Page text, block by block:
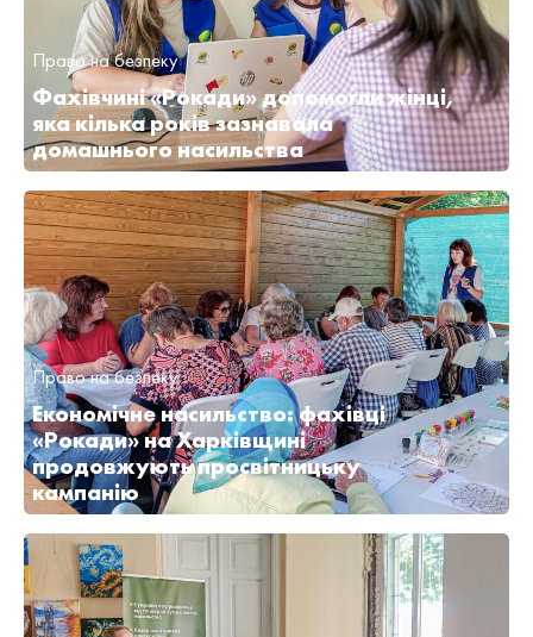
Право на безпеку
Фахівчині «Рокади» допомогли жінці,
яка кілька років зазнавала
домашнього насильства
Право на безпеку
Економічне насильство: фахівці
«Рокади» на Харківщині
продовжують просвітницьку
кампанію